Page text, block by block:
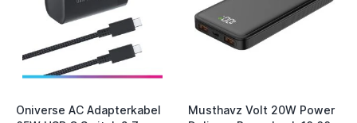
Oniverse AC Adapterkabel
Musthavz Volt 20W Power